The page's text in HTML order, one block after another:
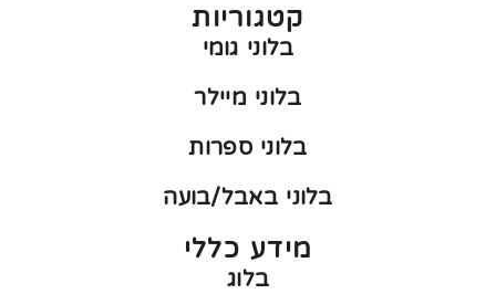
קטגוריות
בלוני גומי
בלוני מיילר
בלוני ספרות
בלוני באבל/בועה
מידע כללי
בלוג